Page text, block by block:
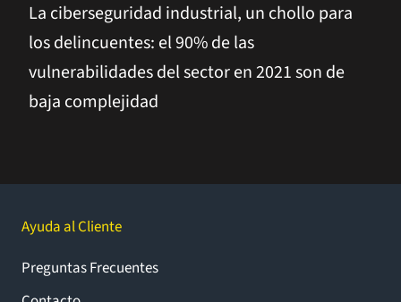
La ciberseguridad industrial, un chollo para
los delincuentes: el 90% de las
vulnerabilidades del sector en 2021 son de
baja complejidad
Ayuda al Cliente
Preguntas Frecuentes